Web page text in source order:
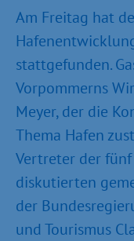
Am Freitag hat
stattgefunden.
Vorpommerns
Meyer, der die
Thema Hafen
Vertreter der
diskutierten
der
und Tourismus